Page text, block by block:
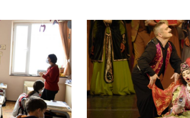
223
новых
случая
заражения
коронавирусом